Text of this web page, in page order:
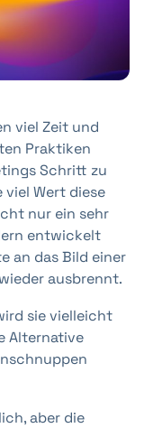
viel Zeit und
Praktiken
Schritt zu
Wert diese
nur ein sehr
entwickelt
an das Bild einer
ausbrennt.
sie vielleicht
Alternative
aber die